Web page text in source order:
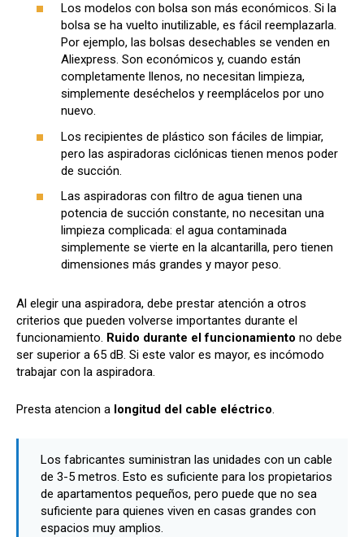
Los modelos con bolsa son más económicos. Si la
bolsa se ha vuelto inutilizable, es fácil reemplazarla.
Por ejemplo, las bolsas desechables se venden en
Aliexpress. Son económicos y, cuando están
completamente llenos, no necesitan limpieza,
simplemente deséchelos y reemplácelos por uno
nuevo.
Los recipientes de plástico son fáciles de limpiar,
pero las aspiradoras ciclónicas tienen menos poder
de succión.
Las aspiradoras con filtro de agua tienen una
potencia de succión constante, no necesitan una
limpieza complicada: el agua contaminada
simplemente se vierte en la alcantarilla, pero tienen
dimensiones más grandes y mayor peso.
Al elegir una aspiradora, debe prestar atención a otros
criterios que pueden volverse importantes durante el
funcionamiento. Ruido durante el funcionamiento no debe
ser superior a 65 dB. Si este valor es mayor, es incómodo
trabajar con la aspiradora.
Presta atencion a longitud del cable eléctrico.
Los fabricantes suministran las unidades con un cable
de 3-5 metros. Esto es suficiente para los propietarios
de apartamentos pequeños, pero puede que no sea
suficiente para quienes viven en casas grandes con
espacios muy amplios.